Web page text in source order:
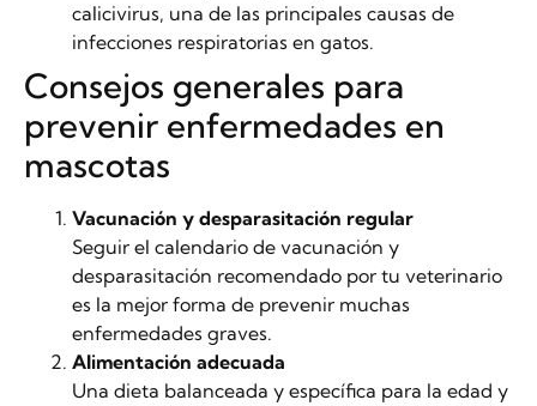
calicivirus, una de las principales causas de
infecciones respiratorias en gatos.
Consejos generales para
prevenir enfermedades en
mascotas
Vacunación y desparasitación regular
Seguir el calendario de vacunación y
desparasitación recomendado por tu veterinario
es la mejor forma de prevenir muchas
enfermedades graves.
Alimentación adecuada
Una dieta balanceada y específica para la edad y